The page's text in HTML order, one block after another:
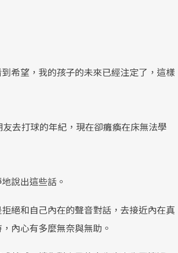
希望，我的孩子的未來已經注定了，這樣
去打球的年紀，現在卻癱瘓在床無法學
說出這些話。
絕和自己內在的聲音對話，去接近內在真
內心有多麼無奈與無助。